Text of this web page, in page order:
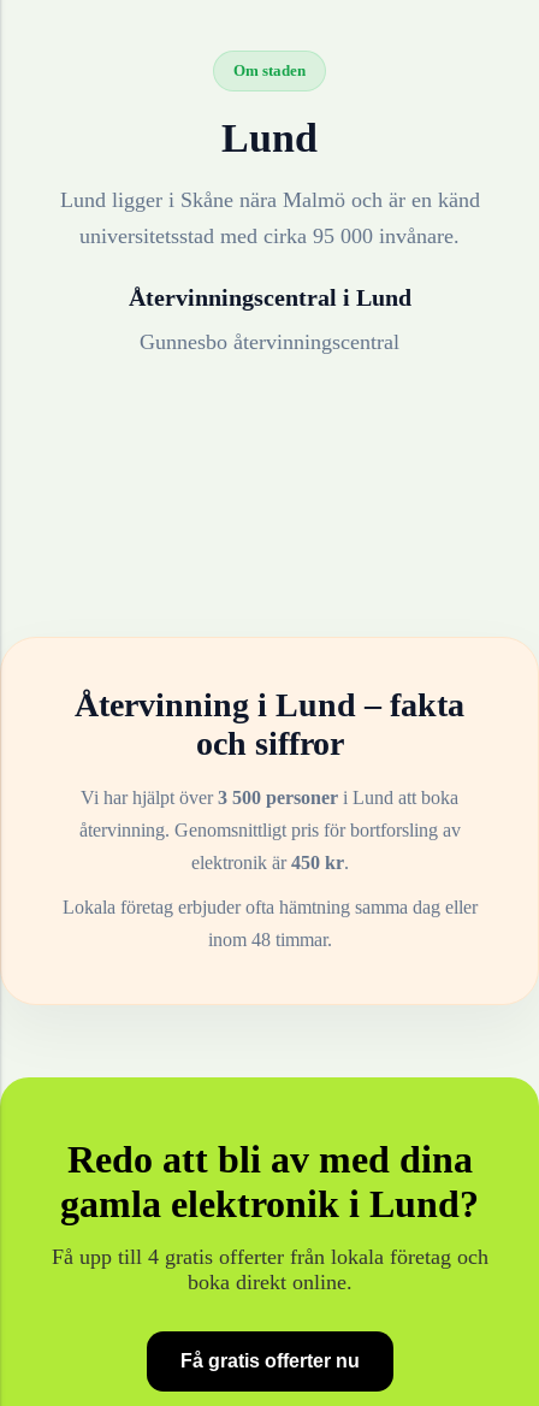
Om staden
Lund
Lund ligger i Skåne nära Malmö och är en känd
universitetsstad med cirka 95 000 invånare.
Återvinningscentral i Lund
Gunnesbo återvinningscentral
Återvinning i Lund– fakta
och siffror
Vi har hjälpt över3 500 personer i Lund att boka
återvinning. Genomsnittligt pris för bortforsling av
elektronikär450kr.
Lokala företag erbjuder ofta hämtning samma dag eller
inom 48 timmar.
Redo att bli av med dina
gamla elektronik i Lund?
Få upp till 4 gratis offerter från lokala företag och
boka direkt online.
Få gratis offerter nu